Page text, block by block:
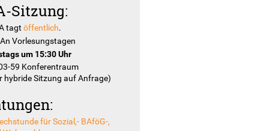
Sitzung:
tagtöffentlich.
Vorlesungstagen
um 15:30 Uhr
59 Konferentraum
hybride Sitzung auf Anfrage)
für Sozial,- BAföG-,